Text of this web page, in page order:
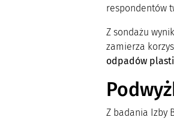
respondentów
Z sondażu
zamierza
odpadów
Z badania Izby